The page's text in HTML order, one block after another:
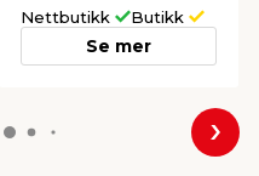
Nettbutikk Butikk
Se mer